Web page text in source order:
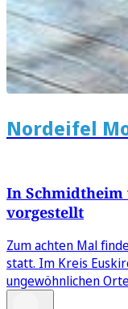
Nordeifel
In Schmidtheim
vorgestellt
Zum achten Mal
statt. Im Kreis
ungewöhnlichen